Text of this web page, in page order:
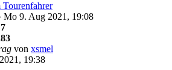
Mo 9. Aug 2021, 19:08
7
von xsmel
19:38